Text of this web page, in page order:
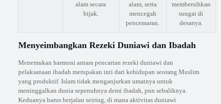
alam secara
bijak.
alam, serta
mencegah
pencemaran.
membersihkan
sungai di
desanya.
Menyeimbangkan Rezeki Duniawi dan Ibadah
Menemukan harmoni antara pencarian rezeki duniawi dan
pelaksanaan ibadah merupakan inti dari kehidupan seorang Muslim
yang produktif. Islam tidak menganjurkan umatnya untuk
meninggalkan dunia sepenuhnya demi ibadah, pun sebaliknya.
Keduanya harus berjalan seiring, di mana aktivitas duniawi